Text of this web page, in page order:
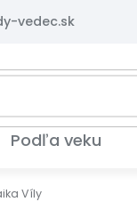
vedec.sk
Podľa veku
Víly